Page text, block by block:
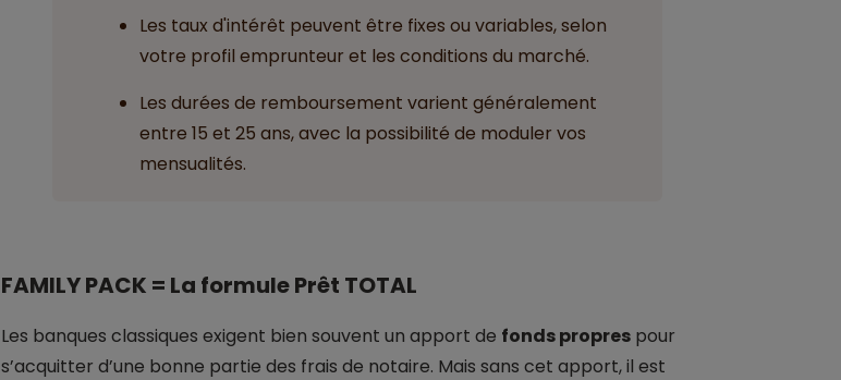
Les taux d'intérêt peuvent être fixes ou variables, selon
votre profil emprunteur et les conditions du marché.
Les durées de remboursement varient généralement
entre 15 et 25 ans, avec la possibilité de moduler vos
mensualités.
FAMILY PACK = La formulePrêt TOTAL
Les banques classiques exigent bien souvent un apport de fonds propres pour
s’acquitter d’une bonne partie des frais de notaire. Mais sans cet apport, il est